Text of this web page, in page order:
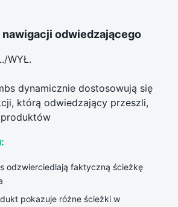
odwiedzającego
WYŁ.
dynamicznie dostosowują się
którą odwiedzający przeszli,
odzwierciedlają faktyczną ścieżkę
pokazuje różne ścieżki w